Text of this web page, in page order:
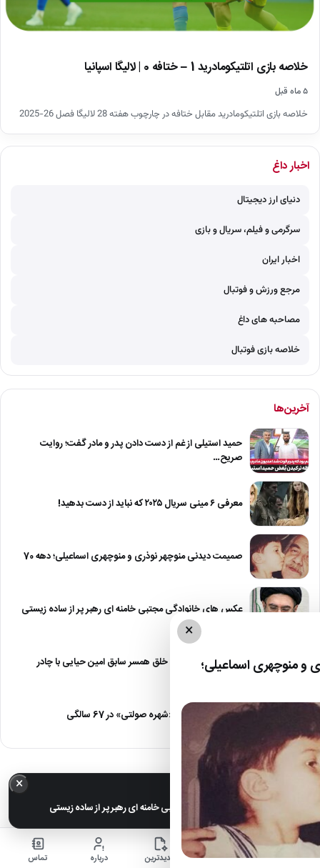
خلاصه بازی اتلتیکومادرید 1 – ختافه 0 | لالیگا اسپانیا
۵ ماه قبل
خلاصه بازی اتلتیکومادرید مقابل ختافه در چارچوب هفته 28 لالیگا فصل 26-2025
اخبار داغ
دنیای ارز دیجیتال
سرگرمی و فیلم، سریال و بازی
اخبار ایران
مرجع ورزش و فوتبال
مصاحبه های داغ
خلاصه بازی فوتبال
آخرین‌ها
حمید استیلی از غم از دست دادن پدر و مادر گفت؛ روایت
صریح…
معرفی ۶ مینی سریال ۲۰۲۵ که نباید از دست بدهید!
صمیمت دیدنی منوچهر نوذری و منوچهری اسماعیلی؛ دهه 70
عکس های خانوادگی مجتبی خامنه ای رهبر پر از ساده زیستی
عکس| نیلوفر خوش خلق همسر سابق امین حیایی با چادر
عکس| تغییر چهره «شهره صولتی» در 67 سالگی
×
منوچهری اسماعیلی؛
× خبر مهم
عکس های خانوادگی مجتبی خامنه ای رهبر پر از ساده زیستی
خانه اخبار جدیدترین درباره تماس